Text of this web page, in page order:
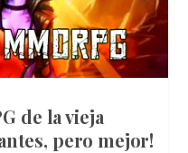
de la vieja
pero mejor!